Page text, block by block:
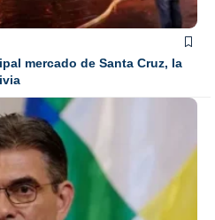
mercado de Santa Cruz, la